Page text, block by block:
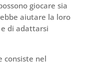
giocare sia
aiutare la loro
di adattarsi
consiste nel